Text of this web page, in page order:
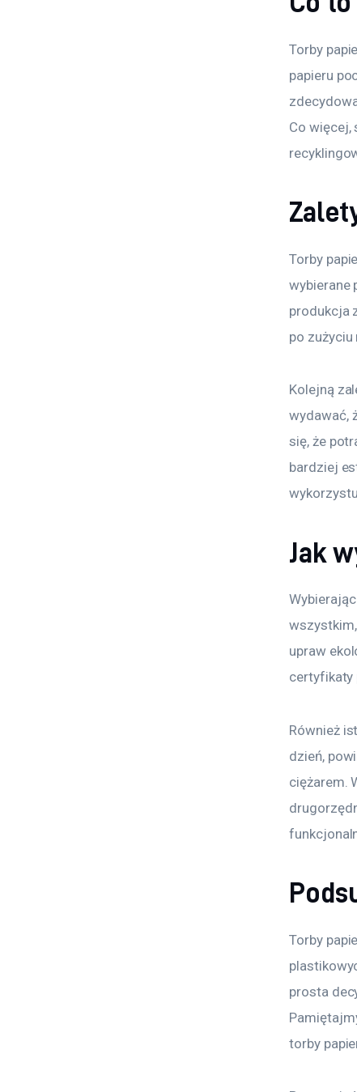
Torby
papieru
Co więcej,
Torby
wybierane
produkcja
po
Kolejną
wydawać,
się, że
bardziej
Jak
upraw
certyfikaty
Również
dzień,
ciężarem.
Torby
prosta
torby